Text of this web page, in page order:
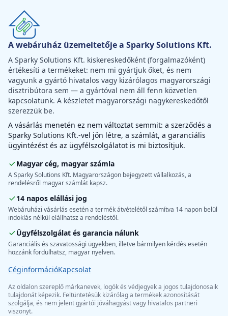
A webáruház üzemeltetője a Sparky Solutions Kft.
A Sparky Solutions Kft. kiskereskedőként (forgalmazóként)
értékesíti a termékeket: nem mi gyártjuk őket, és nem
vagyunk a gyártó hivatalos vagy kizárólagos magyarországi
disztribútora sem — a gyártóval nem áll fenn közvetlen
kapcsolatunk. A készletet magyarországi nagykereskedőtől
szerezzük be.
A vásárlás menetén ez nem változtat semmit: a szerződés a
Sparky Solutions Kft.-vel jön létre, a számlát, a garanciális
ügyintézést és az ügyfélszolgálatot is mi biztosítjuk.
Magyar cég, magyar számla
A Sparky Solutions Kft. Magyarországon bejegyzett vállalkozás, a
rendelésről magyar számlát kapsz.
14 napos elállási jog
Webáruházi vásárlás esetén a termék átvételétől számítva 14 napon belül
indoklás nélkül elállhatsz a rendeléstől.
Ügyfélszolgálat és garancia nálunk
Garanciális és szavatossági ügyekben, illetve bármilyen kérdés esetén
hozzánk fordulhatsz, magyar nyelven.
CéginformációKapcsolat
Az oldalon szereplő márkanevek, logók és védjegyek a jogos tulajdonosaik
tulajdonát képezik. Feltüntetésük kizárólag a termékek azonosítását
szolgálja, és nem jelent gyártói jóváhagyást vagy hivatalos partneri
viszonyt.